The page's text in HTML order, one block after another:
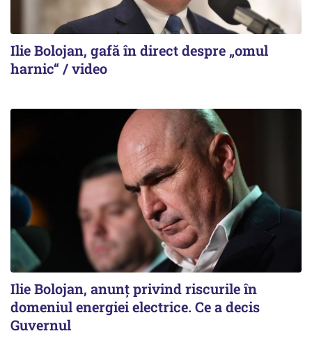
Ilie Bolojan, gafă în direct despre „omul
harnic“ / video
Ilie Bolojan, anunț privind riscurile în
domeniul energiei electrice. Ce a decis
Guvernul